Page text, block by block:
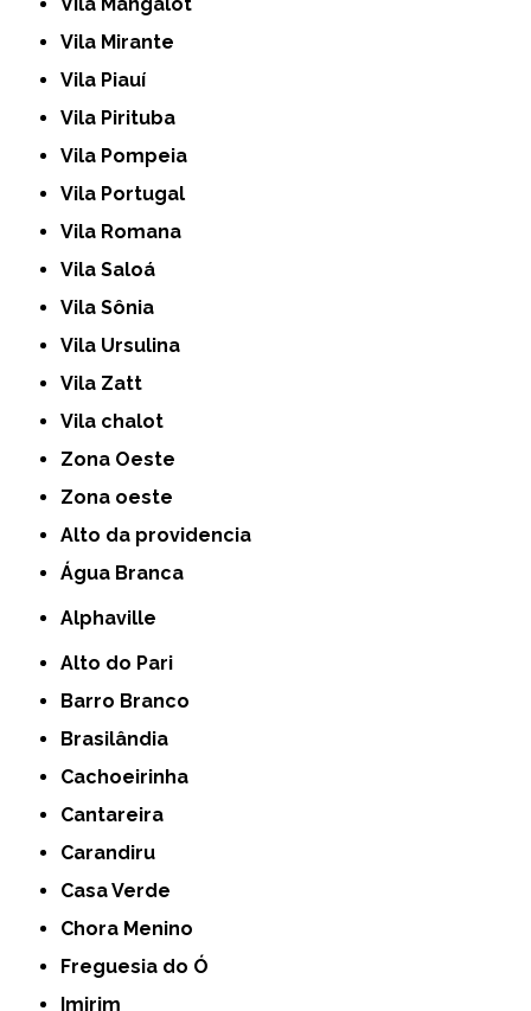
Vila Mangalot
Vila Mirante
Vila Piauí
Vila Pirituba
Vila Pompeia
Vila Portugal
Vila Romana
Vila Saloá
Vila Sônia
Vila Ursulina
Vila Zatt
Vila chalot
Zona Oeste
Zona oeste
alto da providencia
Água Branca
Alphaville
Alto do Pari
Barro Branco
Brasilândia
Cachoeirinha
Cantareira
Carandiru
Casa Verde
Chora Menino
Freguesia do Ó
Imirim